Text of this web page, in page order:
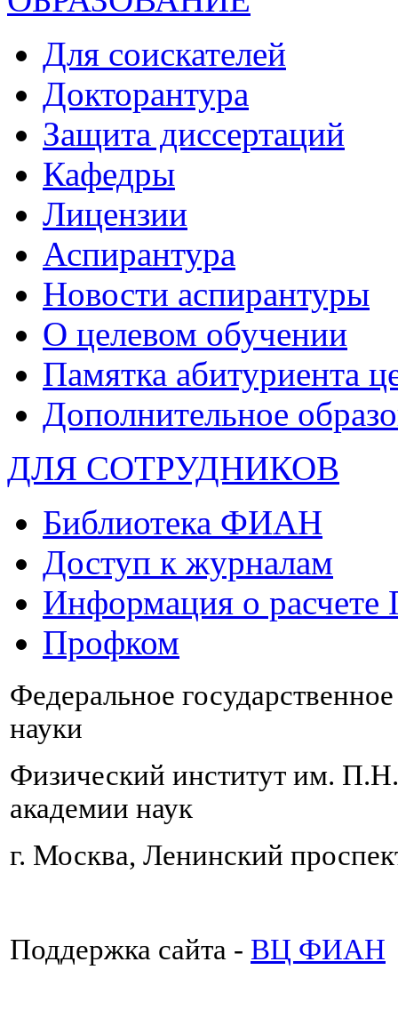
Для соискателей
Докторантура
Защита диссертаций
Кафедры
Лицензии
Аспирантура
Новости аспирантуры
О целевом обучении
Памятка абитуриента
Дополнительное
ДЛЯ СОТРУДНИКОВ
Библиотека ФИАН
Доступ к журналам
Информация о
Профком
Федеральное
науки
Физический институт им.
академии наук
г. Москва, Ленинский
Поддержка сайта - ВЦ ФИАН